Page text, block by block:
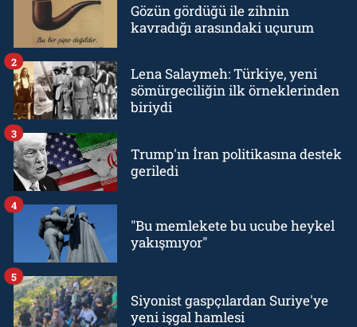
Gözün gördüğü ile zihnin
kavradığı arasındaki uçurum
Lena Salaymeh: Türkiye, yeni
sömürgeciliğin ilk örneklerinden
biriydi
2
Trump'ın İran politikasına destek
geriledi
3
"Bu memlekete bu ucube heykel
yakışmıyor"
4
Siyonist gaspçılardan Suriye'ye
yeni işgal hamlesi
5